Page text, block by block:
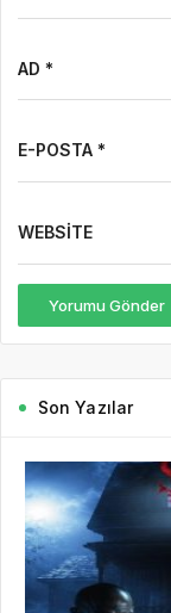
AD *
E-POSTA *
WEBSITE
Yorumu Gönder
Son Yazılar